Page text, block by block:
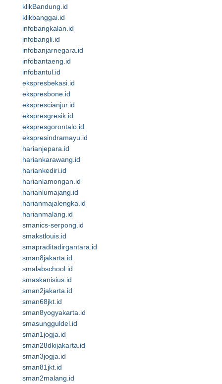
klikBandung.id
klikbanggai.id
infobangkalan.id
infobangli.id
infobanjarnegara.id
infobantaeng.id
infobantul.id
ekspresbekasi.id
ekspresbone.id
eksprescianjur.id
ekspresgresik.id
ekspresgorontalo.id
ekspresindramayu.id
harianjepara.id
hariankarawang.id
hariankediri.id
harianlamongan.id
harianlumajang.id
harianmajalengka.id
harianmalang.id
smanics-serpong.id
smakstlouis.id
smapraditadirgantara.id
sman8jakarta.id
smalabschool.id
smaskanisius.id
sman2jakarta.id
sman68jkt.id
sman8yogyakarta.id
smasungguldel.id
sman1jogja.id
sman28dkijakarta.id
sman3jogja.id
sman81jkt.id
sman2malang.id